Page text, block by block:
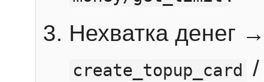
Нехватка денег
create_topup_card